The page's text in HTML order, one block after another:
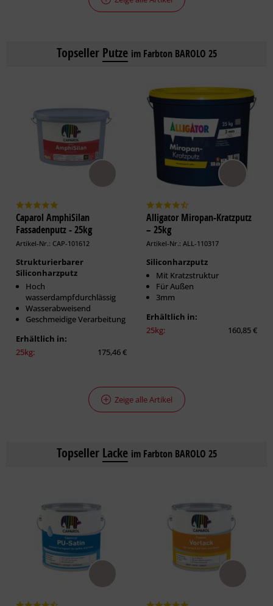
Topseller Putze im Farbton BAROLO 25
Caparol AmphiSilan
Fassadenputz - 25kg
Artikel-Nr.: CAP-101612
Strukturierbarer
Siliconharzputz
Hoch
wasserdampfdurchlässig
Wasserabweisend
Geschmeidige Verarbeitung
Erhältlich in:
25kg:
175,46 €
Alligator Miropan-Kratzputz
– 25kg
Artikel-Nr.: ALL-110317
Siliconharzputz
Mit Kratzstruktur
Für Außen
3mm
Erhältlich in:
25kg:
160,85 €
Zeige alle Artikel
Topseller Lacke im Farbton BAROLO 25